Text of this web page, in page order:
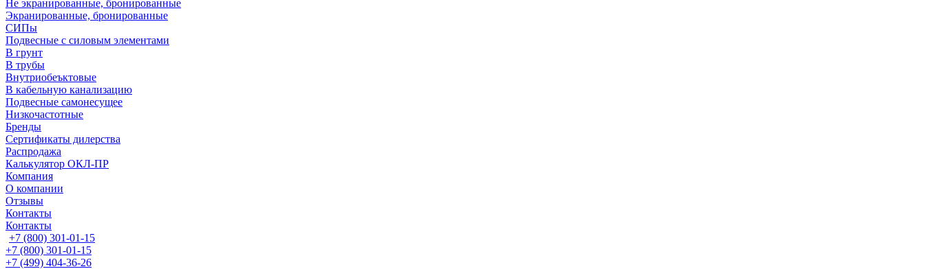
Не экранированные, бронированные
Экранированные, бронированные
СИПы
Подвесные с силовым элементами
В грунт
В трубы
Внутриобеъктовые
В кабельную канализацию
Подвесные самонесущее
Низкочастотные
Бренды
Сертификаты дилерства
Распродажа
Калькулятор ОКЛ-ПР
Компания
О компании
Отзывы
Контакты
Контакты
+7 (800) 301-01-15
+7 (800) 301-01-15
+7 (499) 404-36-26